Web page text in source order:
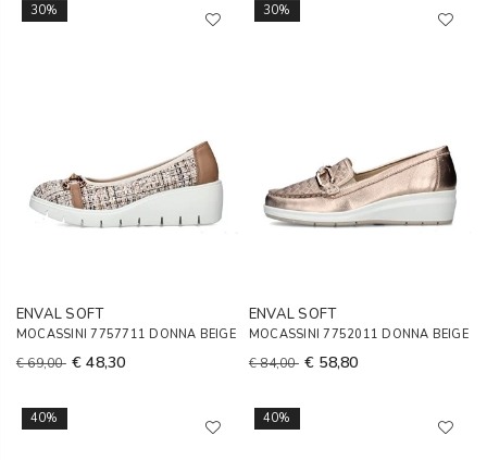
30%
ENVAL SOFT
MOCASSINI 7757711 DONNA BEIGE
€ 69,00 € 48,30
30%
ENVAL SOFT
MOCASSINI 7752011 DONNA BEIGE
€ 84,00 € 58,80
40% 40%